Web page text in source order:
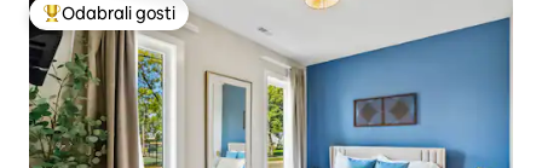
Među najviše rangiranima s oznakom „Odabrali gosti”
Odabrali gosti